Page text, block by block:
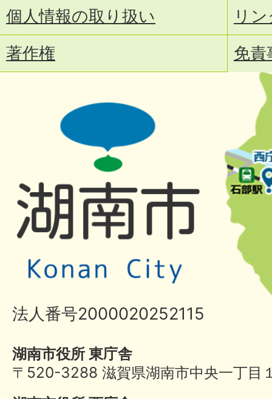
個人情報の取り扱い
リ
著作権
免責
法人番号2000020252115
湖南市役所 東庁舎
〒520-3288 滋賀県湖南市中央一丁目